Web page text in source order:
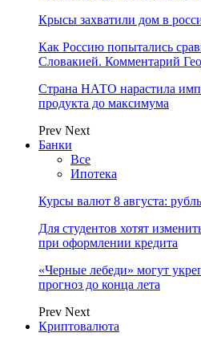
Крысы захватили дом в
Как Россию попытались
Словакией. Комментарий
Страна НАТО нарастила
продукта до максимума
Prev Next
Банки
Все
Ипотека
Курсы валют 8 августа:
Для студентов хотят
при оформлении кредита
«Черные лебеди» могут
прогноз до конца лета
Prev Next
Криптовалюта